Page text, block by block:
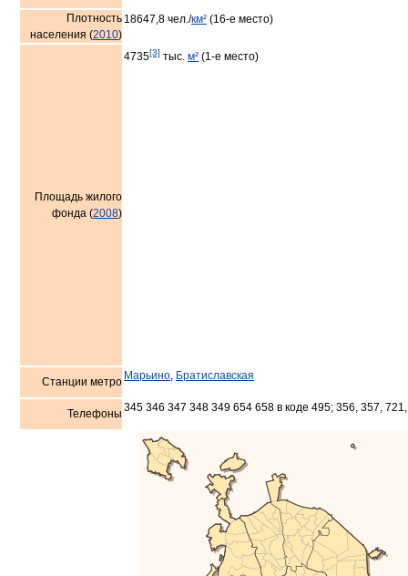
Плотность
населения (2010)
18647,8 чел./км² (16-е место)
Площадь жилого
фонда (2008)
4735[3] тыс. м² (1-е место)
Станции метро Марьино, Братиславская
Телефоны 345 346 347 348 349 654 658 в коде 495; 356, 357,